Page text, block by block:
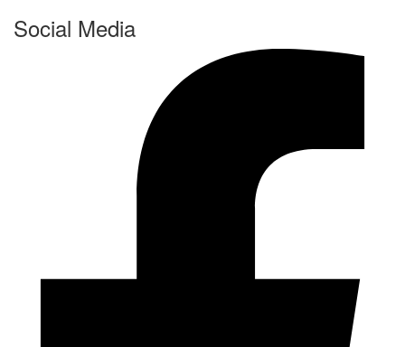
Social Media